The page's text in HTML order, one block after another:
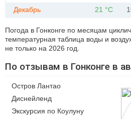
Декабрь
21 °C
Погода в Гонконге по месяцам
температурная таблица воды и
не только на 2026 год.
По отзывам в Гонконге в
Остров Лантао
Диснейленд
Экскурсия по Коулуну